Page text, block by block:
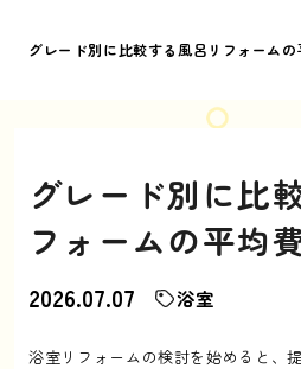
グレード別に比較する風呂リフォームの
グレード別に比
フォームの平均
2026.07.07 浴室
浴室リフォームの検討を始めると、